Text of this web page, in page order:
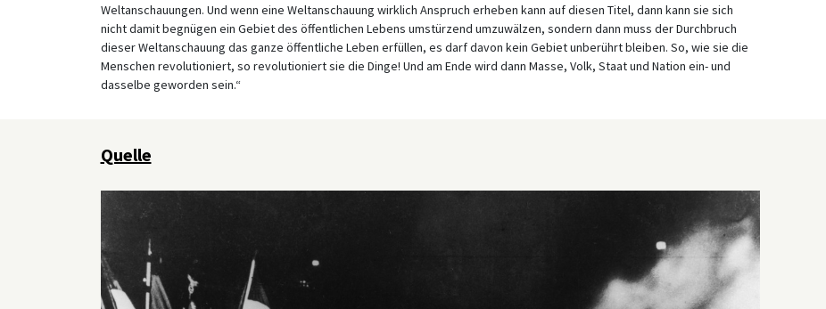
Weltanschauungen. Und wenn eine Weltanschauung wirklich Anspruch erheben kann auf diesen Titel, dann kann sie sich
nicht damit begnügen ein Gebiet des öffentlichen Lebens umstürzend umzuwälzen, sondern dann muss der Durchbruch
dieser Weltanschauung das ganze öffentliche Leben erfüllen, es darf davon kein Gebiet unberührt bleiben. So, wie sie die
Menschen revolutioniert, so revolutioniert sie die Dinge! Und am Ende wird dann Masse, Volk, Staat und Nation ein- und
dasselbe geworden sein.“
Quelle